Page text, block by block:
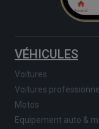
VÉHICULES
Voitures
Voitures
Motos
Equipement auto &